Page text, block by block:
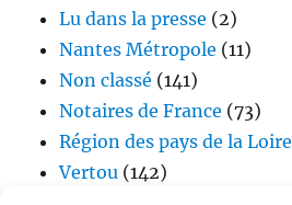
Lu dans la presse (2)
Nantes Métropole (11)
Non classé (141)
Notaires de France (73)
Région des pays de la Loire
Vertou (142)